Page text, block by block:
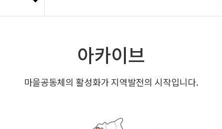
아카이브
마을공동체의 활성화가 지역발전의 시작입니다.